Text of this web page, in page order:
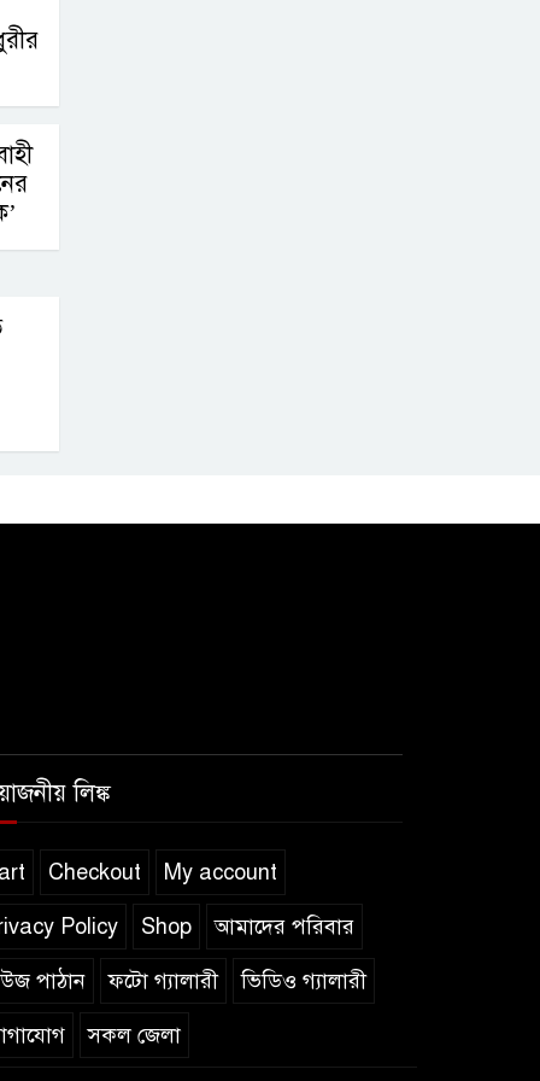
লিঙ্ক
Checkout My account
Policy Shop আমাদের পরিবার
পাঠান ফটো গ্যালারী ভিডিও গ্যালারী
সকল জেলা